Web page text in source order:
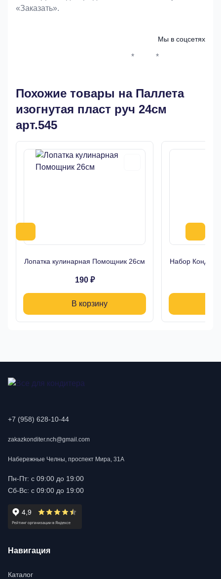
«Заказать».
Мы в соцсетях
* *
Похожие товары на Паллета
изогнутая пласт руч 24см
арт.545
Лопатка кулинарная Помощник 26см
190 ₽
В корзину
Набор
+7 (958) 628-10-44
zakazkonditer.nch@gmail.com
Набережные Челны, проспект Мира, 31А
Пн-Пт: с 09:00 до 19:00
Сб-Вс: с 09:00 до 19:00
Навигация
Каталог